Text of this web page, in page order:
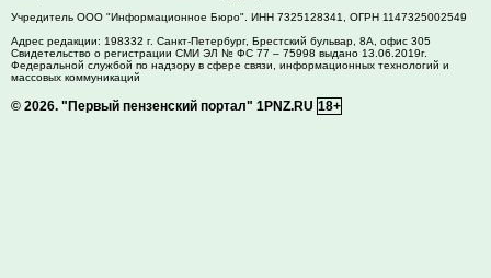
Учредитель ООО "Информационное Бюро". ИНН 7325128341, ОГРН 1147325002549
Адрес редакции: 198332 г. Санкт-Петербург, Брестский бульвар, 8А, офис 305
Свидетельство о регистрации СМИ ЭЛ № ФС 77 – 75998 выдано 13.06.2019г.
Федеральной службой по надзору в сфере связи, информационных технологий и
массовых коммуникаций
© 2026. "Первый пензенский портал" 1PNZ.RU 18+